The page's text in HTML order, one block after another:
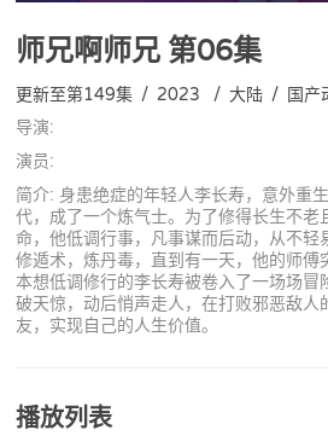
师兄啊师兄 第06集
更新至第149集 / 2023 / 大陆 / 国产
导演:
演员:
简介: 身患绝症的年轻人李长寿，意外重
代，成了一个炼气士。为了修得长生不老
命，他低调行事，凡事谋而后动，从不轻
修遁术，炼丹毒，直到有一天，他的师傅
本想低调修行的李长寿被卷入了一场场冒
破天惊，动后悄声走人，在打败邪恶敌人
友，实现自己的人生价值。
播放列表